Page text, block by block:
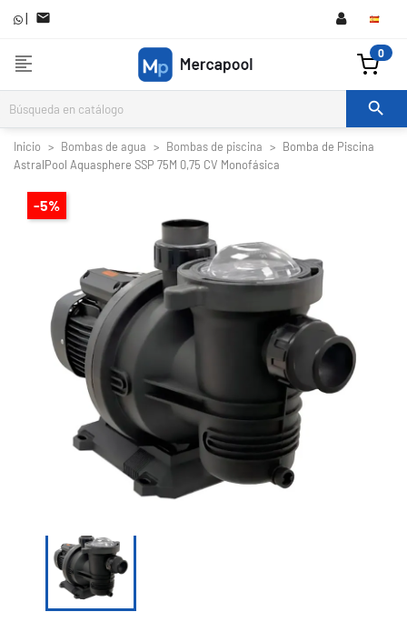
| 
format_align_left 0

Inicio Bombas de agua Bombas de piscina
Bomba de Piscina
AstralPool Aquasphere SSP 75M 0,75 CV Monofásica
-5%
